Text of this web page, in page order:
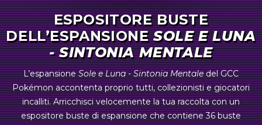
3 Super Recupero
2 Timbro Reset
ESPOSITORE BUSTE
DELL’ESPANSIONESOLE E LUNA
- SINTONIA MENTALE
L’espansioneSole e Luna - Sintonia Mentaledel GCC
Pokémon accontenta proprio tutti, collezionisti e giocatori
incalliti. Arricchisci velocemente la tua raccolta con un
espositore buste di espansione che contiene 36 buste